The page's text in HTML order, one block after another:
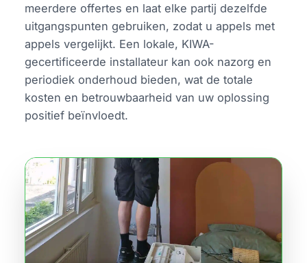
meerdere offertes en laat elke partij dezelfde
uitgangspunten gebruiken, zodat u appels met
appels vergelijkt. Een lokale, KIWA-
gecertificeerde installateur kan ook nazorg en
periodiek onderhoud bieden, wat de totale
kosten en betrouwbaarheid van uw oplossing
positief beïnvloedt.